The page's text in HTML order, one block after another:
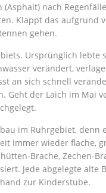
nach
Klappt das aufgrund
gehen.
Ursprünglich lebte
verändert,
an sich schnell
Geht der Laich im Mai
im Ruhrgebiet, denn
immer wieder flache,
Brache, Zechen-
Jede abgelegte alte
zur Kinderstube.